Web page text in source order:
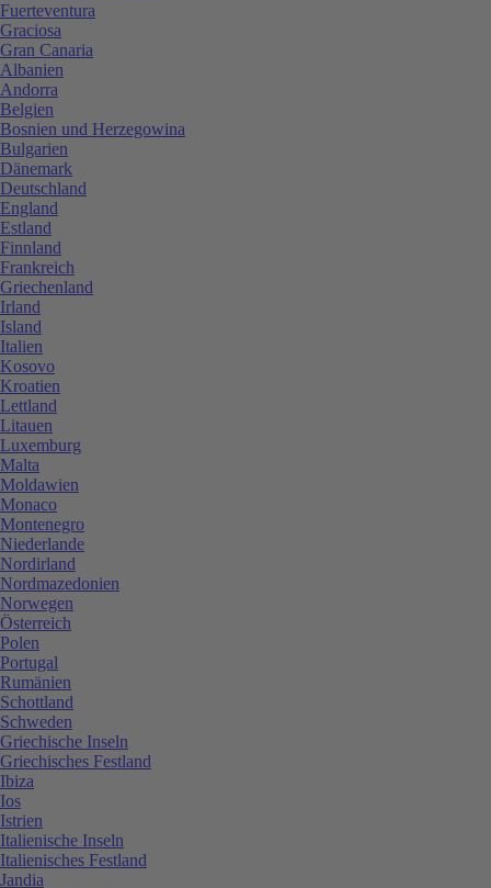
Fuerteventura
Graciosa
Gran Canaria
Albanien
Andorra
Belgien
Bosnien und Herzegowina
Bulgarien
Dänemark
Deutschland
England
Estland
Finnland
Frankreich
Griechenland
Irland
Island
Italien
Kosovo
Kroatien
Lettland
Litauen
Luxemburg
Malta
Moldawien
Monaco
Montenegro
Niederlande
Nordirland
Nordmazedonien
Norwegen
Österreich
Polen
Portugal
Rumänien
Schottland
Schweden
Griechische Inseln
Griechisches Festland
Ibiza
Ios
Istrien
Italienische Inseln
Italienisches Festland
Jandia